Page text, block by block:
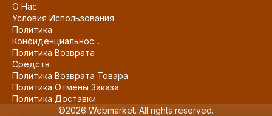
О Нас
Условия Использования
Политика
Конфиденциальнос...
Политика Возврата
Средств
Политика Возврата Товара
Политика Отмены Заказа
Политика Доставки
©2026 Webmarket. All rights reserved.